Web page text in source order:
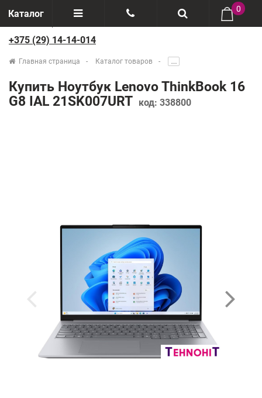
Каталог
Отзывы
Производители
+375(29) 888-44-44
0
+375 (29) 14-14-014
Главная страница Каталог товаров .....
Купить Ноутбук Lenovo ThinkBook 16
G8 IAL 21SK007URT код: 338800